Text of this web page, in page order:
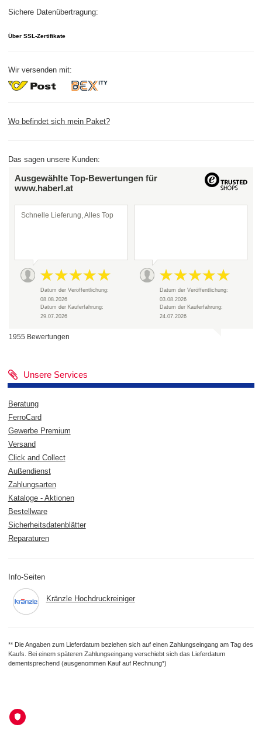
Sichere Datenübertragung:
Über SSL-Zertifikate
Wir versenden mit:
Wo befindet sich mein Paket?
Das sagen unsere Kunden:
Ausgewählte Top-Bewertungen für
www.haberl.at
Schnelle Lieferung, Alles Top
Datum der Veröffentlichung:
08.08.2026
Datum der Kauferfahrung:
29.07.2026
Datum der Veröffentlichung:
03.08.2026
Datum der Kauferfahrung:
24.07.2026
1955 Bewertungen
Unsere Services
Beratung
FerroCard
Gewerbe Premium
Versand
Click and Collect
Außendienst
Zahlungsarten
Kataloge - Aktionen
Bestellware
Sicherheitsdatenblätter
Reparaturen
Info-Seiten
Kränzle Hochdruckreiniger
** Die Angaben zum Lieferdatum beziehen sich auf einen Zahlungseingang am Tag des
Kaufs. Bei einem späteren Zahlungseingang verschiebt sich das Lieferdatum
dementsprechend (ausgenommen Kauf auf Rechnung*)